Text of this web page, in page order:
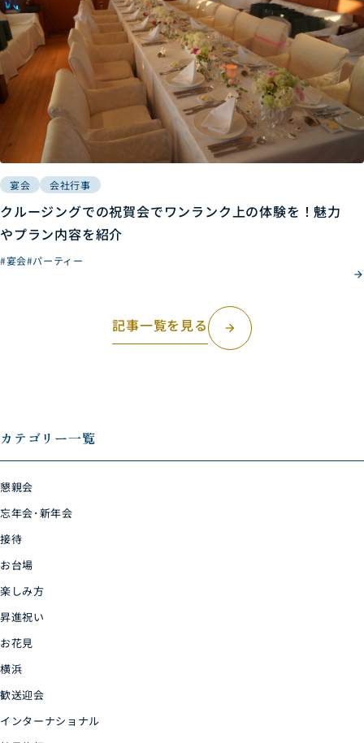
宴会 会社行事
クルージングでの祝賀会でワンランク上の体験を！魅力
やプラン内容を紹介
#宴会#パーティー
記事一覧を見る arrow_forward
カテゴリー一覧
懇親会
忘年会･新年会
接待
お台場
楽しみ方
昇進祝い
お花見
横浜
歓送迎会
インターナショナル